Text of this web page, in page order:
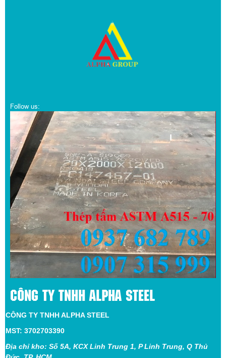
Follow us:
CÔNG TY TNHH ALPHA STEEL
CÔNG TY TNHH ALPHA STEEL
MST: 3702703390
Địa chỉ kho: Số 5A, KCX Linh Trung 1, P Linh Trung, Q Thủ